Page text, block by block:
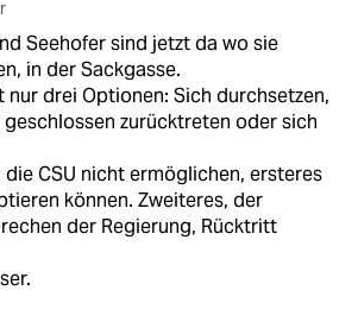
Seehofer sind jetzt da wo sie
in der Sackgasse.
nur drei Optionen: Sich durchsetzen,
zurücktreten oder sich
CSU nicht ermöglichen, ersteres
können. Zweiteres, der
der Regierung, Rücktritt